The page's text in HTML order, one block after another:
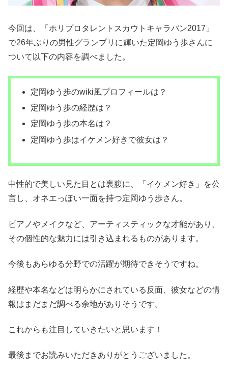
今回は、「ホリプロタレントスカウトキャラバン2017」
で26年ぶりの男性グランプリに輝いた定岡ゆう歩さんに
ついて以下の内容を調べました。
定岡ゆう歩のwiki風プロフィールは？
定岡ゆう歩の経歴は？
定岡ゆう歩の本名は？
定岡ゆう歩はイケメン好きで彼女は？
中性的で美しい見た目とは裏腹に、「イケメン好き」を公
言し、オネエっぽい一面を持つ定岡ゆう歩さん。
ピアノやメイクなど、アーティスティックな才能があり、
その個性的な魅力には引き込まれるものがあります。
今後もあらゆる分野での活躍が期待できそうですね。
経歴や本名などは明らかにされている反面、彼女などの情
報はまだまだ調べる余地がありそうです。
これからも注目していきたいと思います！
最後までお読みいただきありがとうございました。